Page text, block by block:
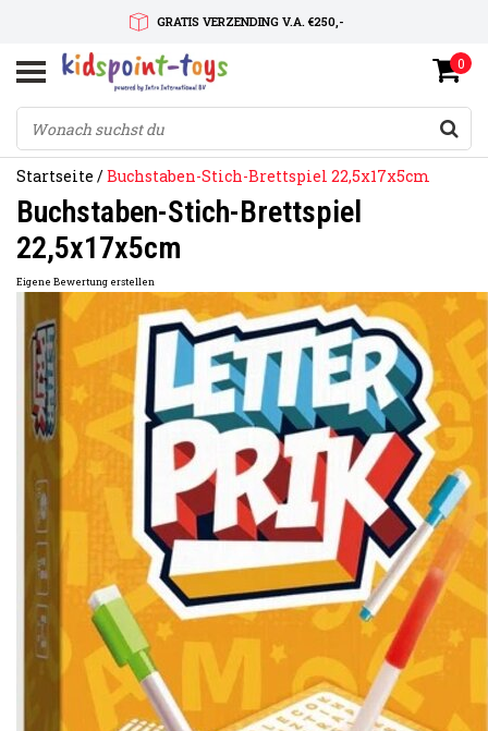
GRATIS VERZENDING V.A. €250,-
SNELLE LEVERTIJD
SERVICE OP MAAT
0
Startseite /Buchstaben-Stich-Brettspiel 22,5x17x5cm
Buchstaben-Stich-Brettspiel
22,5x17x5cm
Eigene Bewertung erstellen